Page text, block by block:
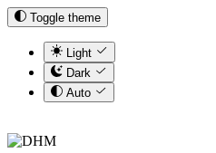
Toggle theme
Light
Dark
Auto